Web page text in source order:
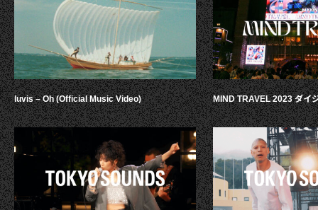
luvis – Oh (Official Music Video) MIND TRAVEL 2023 ダイ